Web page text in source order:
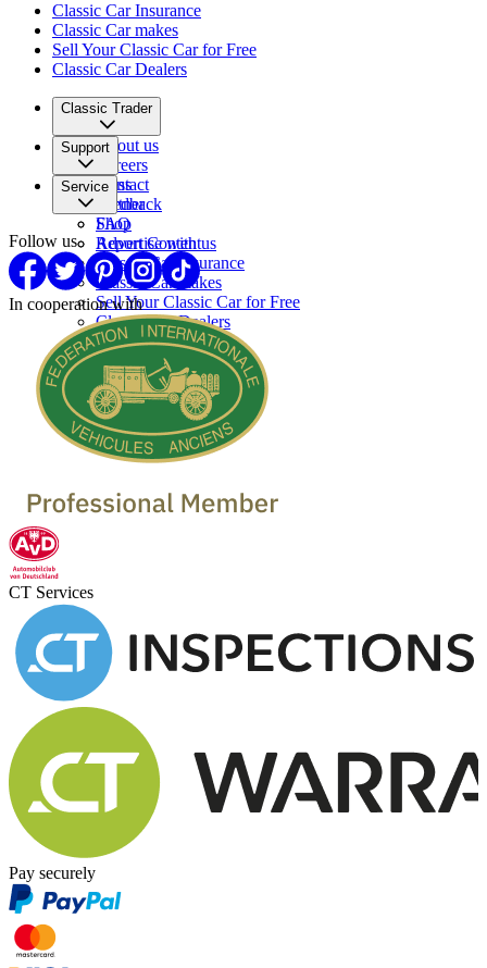
Classic Car Insurance
Classic Car makes
Sell Your Classic Car for Free
Classic Car Dealers
Classic Trader
About us
Careers
Press
Partner
Support
Contact
Feedback
FAQ
Report Content
Service
Shop
Advertise with us
Classic Car Insurance
Classic Car makes
Sell Your Classic Car for Free
Classic Car Dealers
Follow us
In cooperation with
CT Services
Pay securely